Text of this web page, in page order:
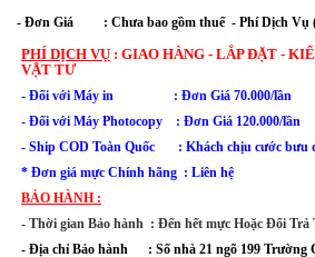
- Đơn Giá         : Chưa bao gồm thuế  - Phí Dịch
PHÍ DỊCH VỤ : GIAO HÀNG - LẮP ĐẶT -
VẬT TƯ
- Đối với Máy in : Đơn Giá 70.000/lần
- Đối với Máy Photocopy : Đơn Giá 120.000/lần
- Ship COD Toàn Quốc : Khách chịu cước bưu
* Đơn giá mực Chính hãng : Liên hệ
BẢO HÀNH :
- Thời gian Bảo hành : Đến hết mực Hoặc Đổi Trả
- Địa chỉ Bảo hành : Số nhà 21 ngõ 199